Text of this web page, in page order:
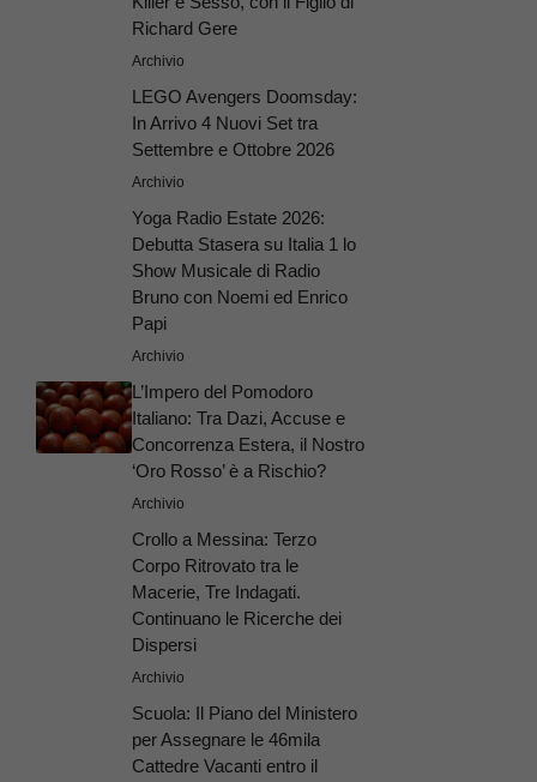
Richard Gere
Archivio
LEGO Avengers Doomsday:
In Arrivo 4 Nuovi Set tra
Settembre e Ottobre 2026
Archivio
Yoga Radio Estate 2026:
Debutta Stasera su Italia 1 lo
Show Musicale di Radio
Bruno con Noemi ed Enrico
Papi
Archivio
L’Impero del Pomodoro
Italiano: Tra Dazi, Accuse e
Concorrenza Estera, il Nostro
‘Oro Rosso’ è a Rischio?
Archivio
Crollo a Messina: Terzo
Corpo Ritrovato tra le
Macerie, Tre Indagati.
Continuano le Ricerche dei
Dispersi
Archivio
Scuola: Il Piano del Ministero
per Assegnare le 46mila
Cattedre Vacanti entro il